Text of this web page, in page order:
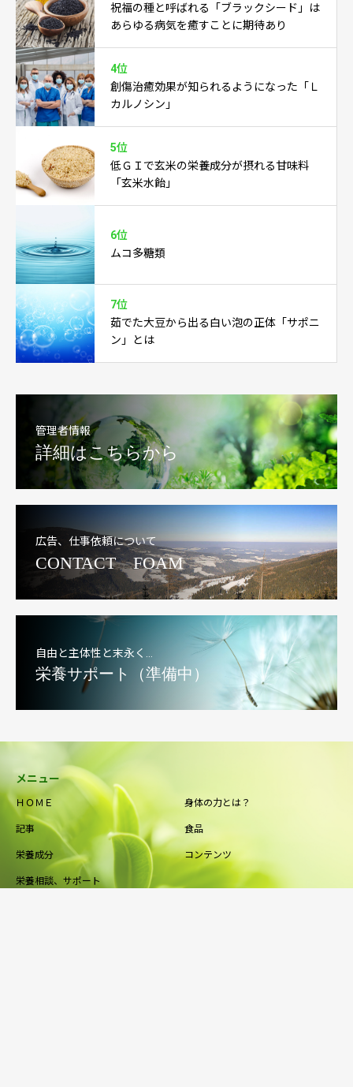
祝福の種と呼ばれる「ブラックシード」は
あらゆる病気を癒すことに期待あり
4位
創傷治癒効果が知られるようになった「Ｌ
カルノシン」
5位
低ＧＩで玄米の栄養成分が摂れる甘味料
「玄米水飴」
6位
ムコ多糖類
7位
茹でた大豆から出る白い泡の正体「サポニ
ン」とは
管理者情報
詳細はこちらから
広告、仕事依頼について
CONTACT FOAM
自由と主体性と末永く…
栄養サポート（準備中）
メニュー
ＨＯＭＥ 身体の力とは？
記事 食品
栄養成分 コンテンツ
栄養相談、サポート